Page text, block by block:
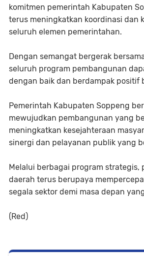
komitmen pemerintah Kabupaten
terus meningkatkan koordinasi dan
seluruh elemen pemerintahan.
Dengan semangat bergerak
seluruh program pembangunan
dengan baik dan berdampak positif
Pemerintah Kabupaten Soppeng
mewujudkan pembangunan yang
meningkatkan kesejahteraan
sinergi dan pelayanan publik yang
Melalui berbagai program strategis,
daerah terus berupaya
segala sektor demi masa depan
(Red)